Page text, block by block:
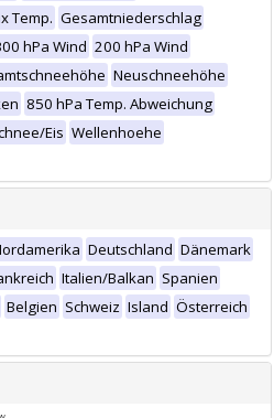
Temp. Gesamtniederschlag
hPa Wind 200 hPa Wind
Neuschneehöhe
850 hPa Temp. Abweichung
Eis Wellenhoehe
Deutschland Dänemark
Italien/Balkan Spanien
Belgien Schweiz Island Österreich